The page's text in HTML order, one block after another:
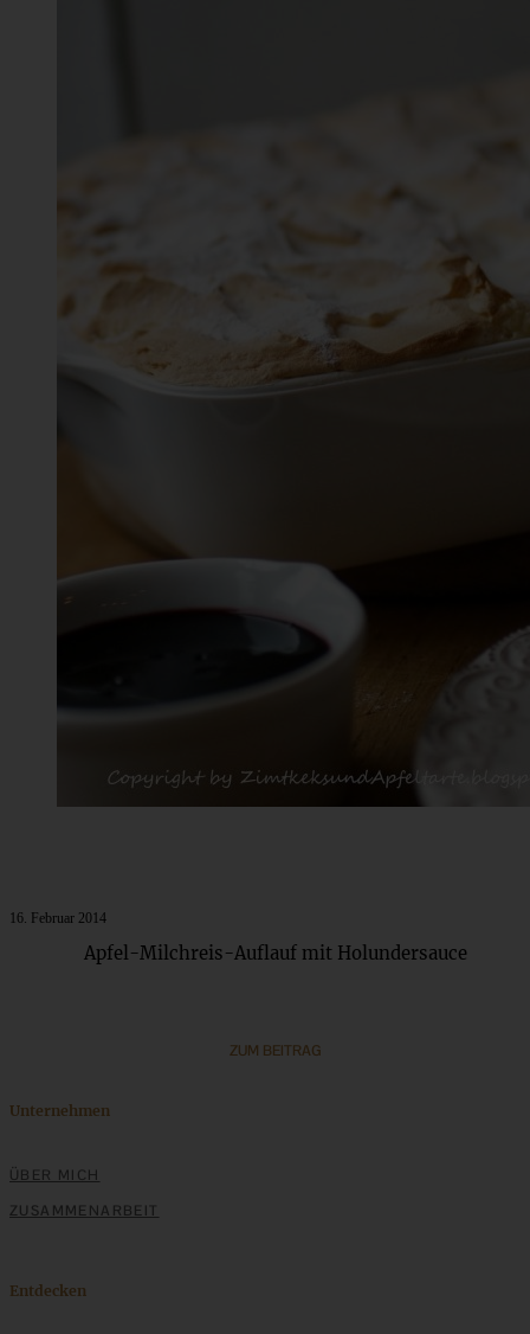
16. Februar 2014
ZUM BEITRAG
Apfel-Milchreis-Auflauf mit Holundersauce
Unternehmen
ÜBER MICH
ZUSAMMENARBEIT
Entdecken